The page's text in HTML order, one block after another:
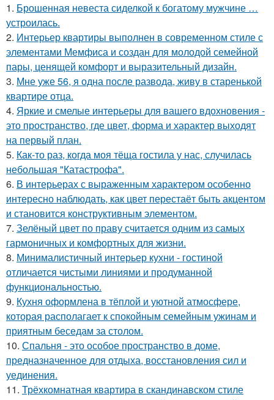
1. Брошенная невеста сиделкой к богатому мужчине …
устроилась.
2. Интерьер квартиры выполнен в современном стиле с
элементами Мемфиса и создан для молодой семейной
пары, ценящей комфорт и выразительный дизайн.
3. Мне уже 56, я одна после развода, живу в старенькой
квартире отца.
4. Яркие и смелые интерьеры для вашего вдохновения -
это пространство, где цвет, форма и характер выходят
на первый план.
5. Как-то раз, когда моя тёща гостила у нас, случилась
небольшая "Катастрофа".
6. В интерьерах с выраженным характером особенно
интересно наблюдать, как цвет перестаёт быть акцентом
и становится конструктивным элементом.
7. Зелёный цвет по праву считается одним из самых
гармоничных и комфортных для жизни.
8. Минималистичный интерьер кухни - гостиной
отличается чистыми линиями и продуманной
функциональностью.
9. Кухня оформлена в тёплой и уютной атмосфере,
которая располагает к спокойным семейным ужинам и
приятным беседам за столом.
10. Спальня - это особое пространство в доме,
предназначенное для отдыха, восстановления сил и
уединения.
11. Трёхкомнатная квартира в скандинавском стиле